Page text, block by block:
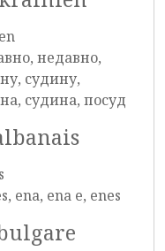
недавно,
судину,
судина, посуд
ena, ena e, enes